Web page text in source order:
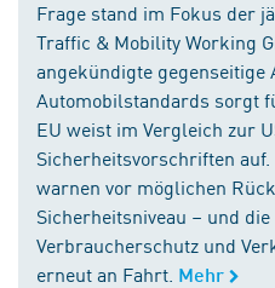
Frage stand im Fokus der
Traffic & Mobility Working
angekündigte gegenseitige
Automobilstandards sorgt
EU weist im Vergleich zur
Sicherheitsvorschriften
warnen vor möglichen
Sicherheitsniveau – und
Verbraucherschutz und
erneut an Fahrt. Mehr